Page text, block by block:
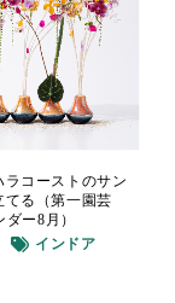
ラコーストのサン
てる（第一園芸
ー8月）
インドア